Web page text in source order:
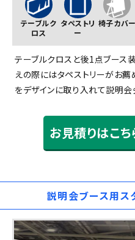
テーブルク
ロス
タペストリ
ー
椅子カバー
テーブルクロスと後1点ブース
えの際にはタペストリーがお
をデザインに取り入れて説明会
お見積りはこち
説明会ブース用ス